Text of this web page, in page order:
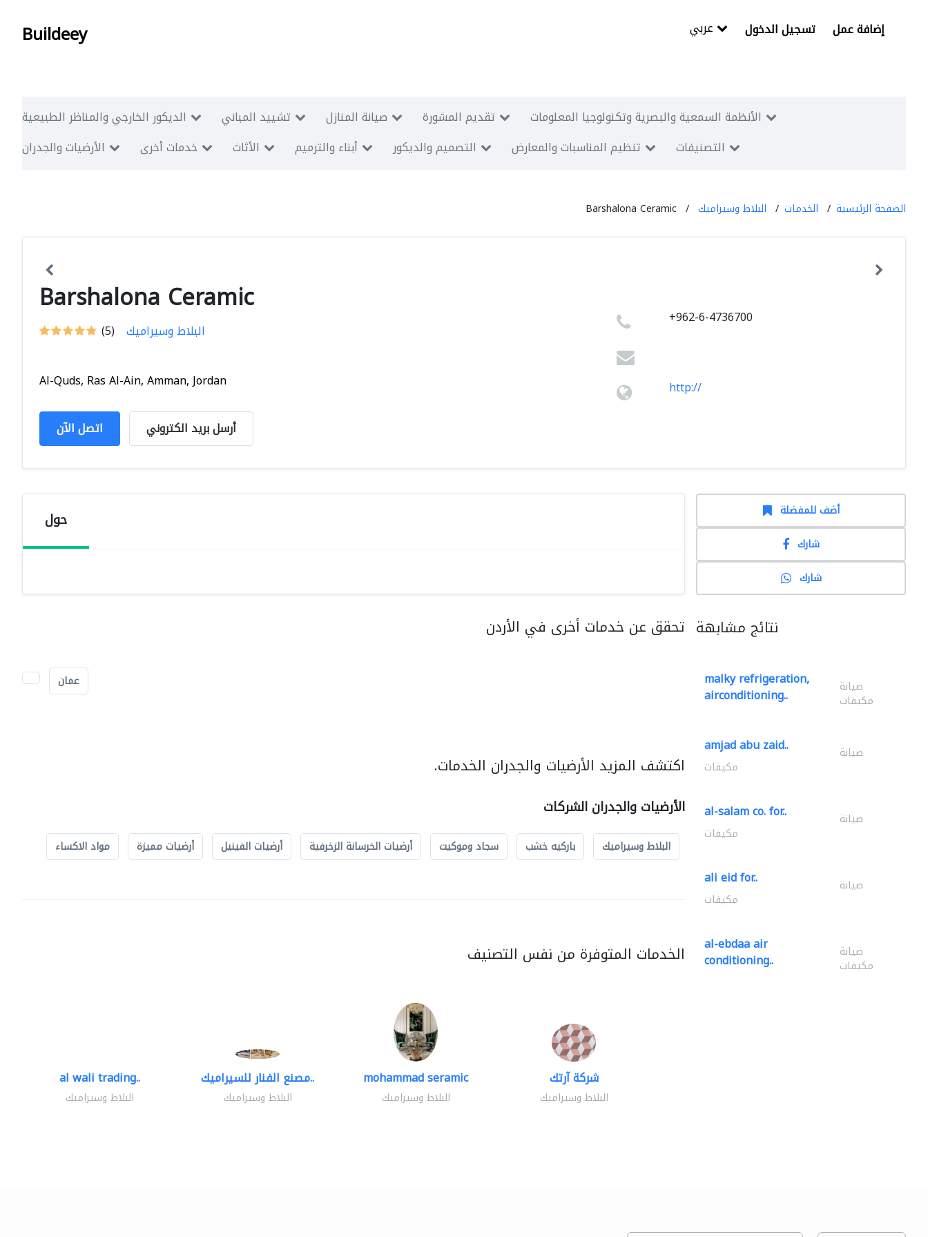
Buildeey تسجيل الدخول إضافة عمل
الديكور الخارجي والمناظر الطبيعية تشييد المباني صيانة المنازل تقديم المشورة
الأنظمة السمعية والبصرية وتكنولوجيا المعلومات
الأرضيات والجدران
خدمات أخرى الأثاث أبناء والترميم التصميم والديكور تنظيم المناسبات والمعارض التصنيفات
الصفحة الرئيسية الخدمات البلاط وسيراميك Barshalona Ceramic
Barshalona Ceramic
(5) البلاط وسيراميك
Al-Quds, Ras Al-Ain, Amman, Jordan
اتصل الآن أرسل بريد الكتروني
+962-6-4736700
http://
حول
تحقق عن خدمات أخرى في الأردن
عمان
اكتشف المزيد الأرضيات والجدران الخدمات.
الأرضيات والجدران الشركات
البلاط وسيراميك باركيه خشب سجاد وموكيت أرضيات الخرسانة الزخرفية أرضيات الفينيل أرضيات مميزة مواد الاكساء
الخدمات المتوفرة من نفس التصنيف
al wali trading..
البلاط وسيراميك
مصنع الفنار للسيراميك..
البلاط وسيراميك
mohammad seramic
البلاط وسيراميك
شركة آرتك
البلاط وسيراميك
أضف للمفضلة
شارك
شارك
نتائج مشابهة
malky refrigeration,
airconditioning.. صيانة
مكيفات
amjad abu zaid.. صيانة
مكيفات
al-salam co. for.. صيانة
مكيفات
ali eid for.. صيانة
مكيفات
al-ebdaa air
conditioning.. صيانة
مكيفات